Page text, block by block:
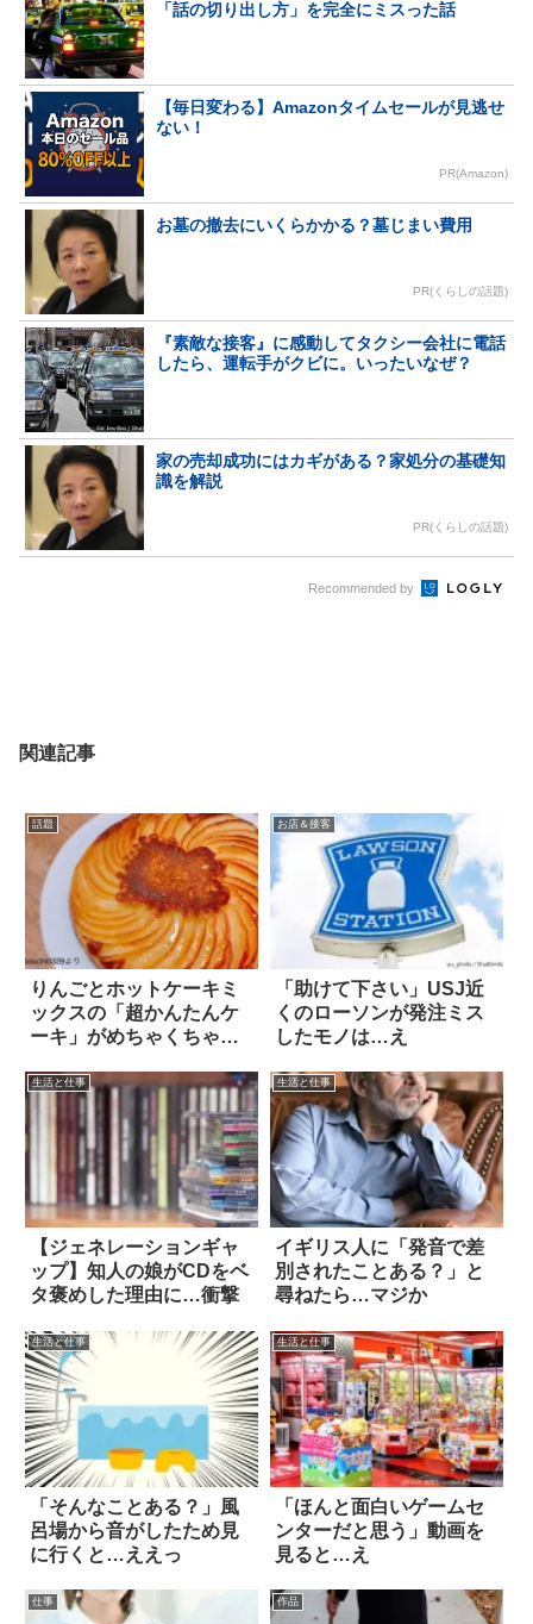
「話の切り出し方」を完全にミスった話
【毎日変わる】Amazonタイムセールが見逃せ
ない！
PR(Amazon)
お墓の撤去にいくらかかる？墓じまい費用
PR(くらしの話題)
『素敵な接客』に感動してタクシー会社に電話
したら、運転手がクビに。いったいなぜ？
家の売却成功にはカギがある？家処分の基礎知
識を解説
PR(くらしの話題)
Recommended by
関連記事
話題
りんごとホットケーキミ
ックスの「超かんたんケ
ーキ」がめちゃくちゃ美
お店＆接客
「助けて下さい」USJ近
くのローソンが発注ミス
したモノは…え
生活と仕事
【ジェネレーションギャ
ップ】知人の娘がCDをベ
タ褒めした理由に…衝撃
生活と仕事
イギリス人に「発音で差
別されたことある？」と
尋ねたら…マジか
生活と仕事
「そんなことある？」風
呂場から音がしたため見
に行くと…ええっ
生活と仕事
「ほんと面白いゲームセ
ンターだと思う」動画を
見ると…え
仕事 作品